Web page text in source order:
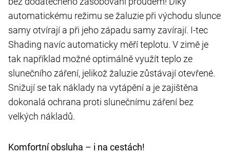
automatickému režimu se žaluzie při východu slunce
samy otvírají a při jeho západu samy zavírají. I-tec
Shading navíc automaticky měří teplotu. V zimě je
tak například možné optimálně využít teplo ze
slunečního záření, jelikož žaluzie zůstávají otevřené.
Snižují se tak náklady na vytápění a je zajištěna
dokonalá ochrana proti slunečnímu záření bez
velkých nákladů.
Komfortní obsluha – i na cestách!